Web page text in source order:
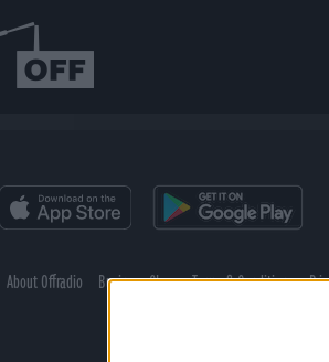
About Offradio Business Class Terms & Conditions